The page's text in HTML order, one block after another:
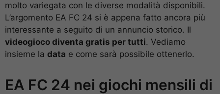
molto variegata con le diverse modalità disponibili.
L’argomento EA FC 24 si è appena fatto ancora più
interessante a seguito di un annuncio storico. Il
videogioco diventa gratis per tutti. Vediamo
insieme la data e come sarà possibile ottenerlo.
EA FC 24 nei giochi mensili di